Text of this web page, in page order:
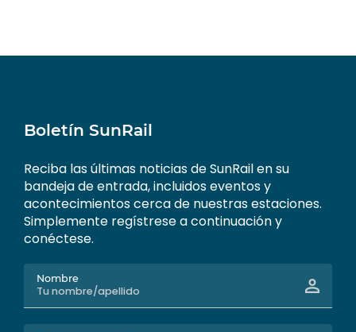
Boletín SunRail
Reciba las últimas noticias de SunRail en su
bandeja de entrada, incluidos eventos y
acontecimientos cerca de nuestras estaciones.
Simplemente regístrese a continuación y
conéctese.
Nombre